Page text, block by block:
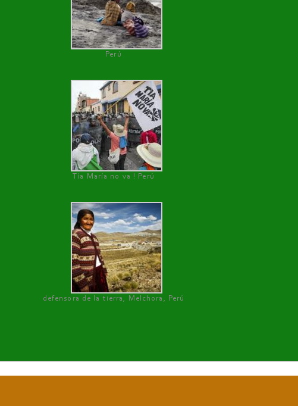
Perú
Tía María no va ! Perú
defensora de la tierra, Melchora, Perú